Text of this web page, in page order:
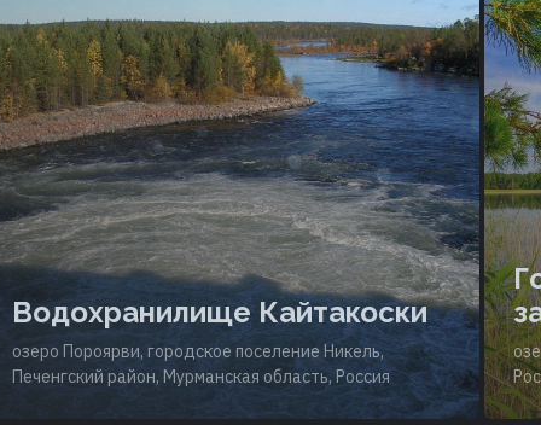
Водохранилище Кайтакоски
озеро Пороярви, городское поселение Никель,
Печенгский район, Мурманская область, Россия